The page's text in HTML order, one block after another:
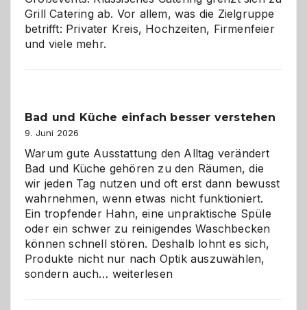
Grill Catering ab. Vor allem, was die Zielgruppe
betrifft: Privater Kreis, Hochzeiten, Firmenfeier
und viele mehr.
Bad und Küche einfach besser verstehen
9. Juni 2026
Warum gute Ausstattung den Alltag verändert
Bad und Küche gehören zu den Räumen, die
wir jeden Tag nutzen und oft erst dann bewusst
wahrnehmen, wenn etwas nicht funktioniert.
Ein tropfender Hahn, eine unpraktische Spüle
oder ein schwer zu reinigendes Waschbecken
können schnell stören. Deshalb lohnt es sich,
Produkte nicht nur nach Optik auszuwählen,
sondern auch… Bad
weiterlesen